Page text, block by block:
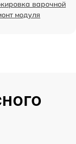
варочной
модуля